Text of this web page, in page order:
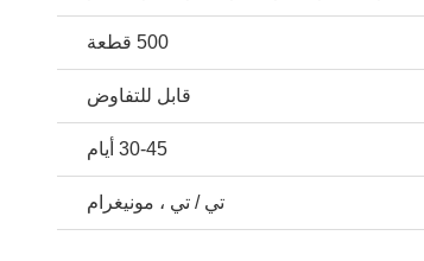
500 قطعة
قابل للتفاوض
30-45 أيام
تي / تي ، مونيغرام